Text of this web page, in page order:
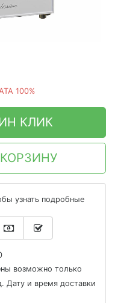
100%
КЛИК
узнать подробные
возможно только
Дату и время доставки